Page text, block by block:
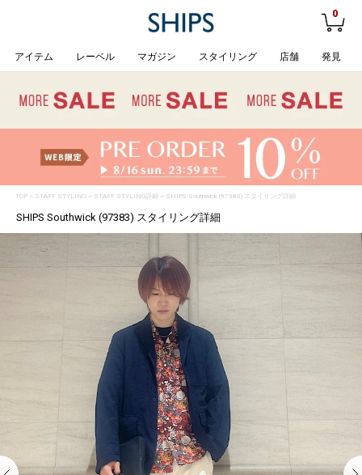
0
アイテム レーベル マガジン スタイリング 店舗 発見
TOP> STAFF STYLING> STAFF STYLING詳細 > SHIPS Southwick (97383) スタイリング詳細
SHIPS Southwick (97383) スタイリング詳細